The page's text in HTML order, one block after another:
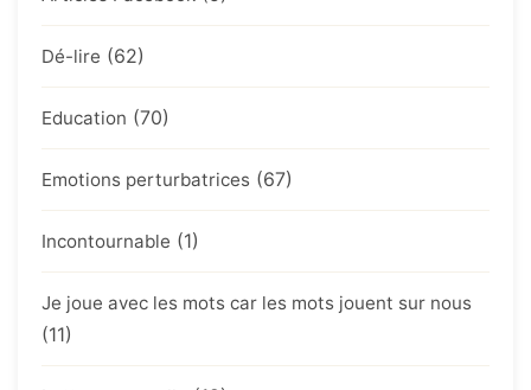
Dé-lire (62)
Education (70)
Emotions perturbatrices (67)
Incontournable (1)
Je joue avec les mots car les mots jouent sur nous
(11)